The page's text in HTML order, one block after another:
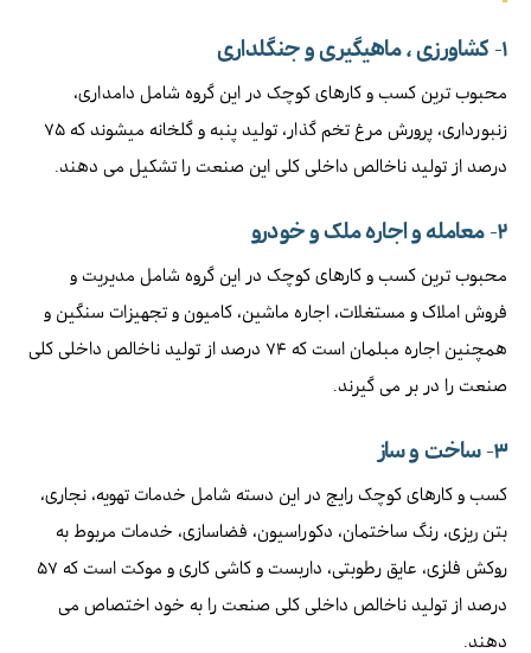
۱- کشاورزی ، ماهیگیری و جنگلداری
محبوب ترین کسب و کارهای کوچک در این گروه شامل دامداری،
زنبورداری، پرورش مرغ تخم گذار، تولید پنبه و گلخانه میشوند که ۷۵
درصد از تولید ناخالص داخلی کلی این صنعت را تشکیل می دهند.
۲- معامله و اجاره ملک و خودرو
محبوب ترین کسب و کارهای کوچک در این گروه شامل مدیریت و
فروش املاک و مستغلات، اجاره ماشین، کامیون و تجهیزات سنگین و
همچنین اجاره مبلمان است که ۷۴ درصد از تولید ناخالص داخلی کلی
صنعت را در بر می گیرند.
۳- ساخت و ساز
کسب و کارهای کوچک رایج در این دسته شامل خدمات تهویه، نجاری،
بتن ریزی، رنگ ساختمان، دکوراسیون، فضاسازی، خدمات مربوط به
روکش فلزی، عایق رطوبتی، داربست و کاشی کاری و موکت است که ۵۷
درصد از تولید ناخالص داخلی کلی صنعت را به خود اختصاص می
دهند.